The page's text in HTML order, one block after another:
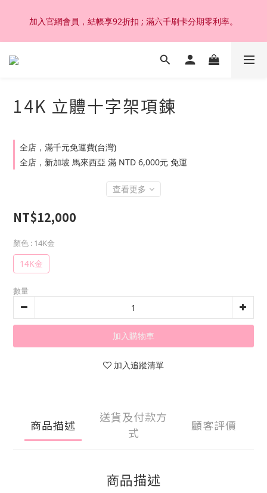
加入官網會員，結帳享92折扣 ; 滿六千刷卡分期零利率。
加入官網會員，結帳享92折扣 ; 滿六千刷卡分期零利率。
韓國設計製作。純14K 18K金，非鍍金非注金；洗澡，運動(汗
加入官網會員，結帳享92折扣 ; 滿六千刷卡分期零利率。
14K 立體十字架項鍊
全店，滿千元免運費(台灣)
全店，新加坡 馬來西亞 滿 NTD 6,000元 免運
查看更多
NT$12,000
顏色 : 14K金
14K金
數量
加入購物車
加入追蹤清單
商品描述
送貨及付款方
式
顧客評價
商品描述